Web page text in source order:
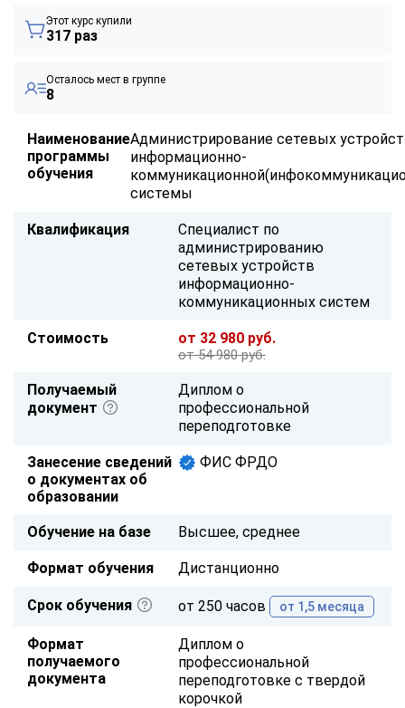
Этот курс купили
317 раз
Осталось мест в группе
8
Наименование
программы
обучения
Администрирование сетевых
информационно-
системы
Квалификация
Специалист по
администрированию
сетевых устройств
информационно-
коммуникационных систем
Стоимость от 32 980 руб.
от 54 980 руб.
Получаемый
документ
Диплом о
профессиональной
переподготовке
Занесение сведений
о документах об
образовании
ФИС ФРДО
Обучение на базе Высшее, среднее
Формат обучения Дистанционно
Срок обучения от 250 часов от 1,5 месяца
Формат
получаемого
документа
Диплом о
профессиональной
переподготовке с твердой
корочкой